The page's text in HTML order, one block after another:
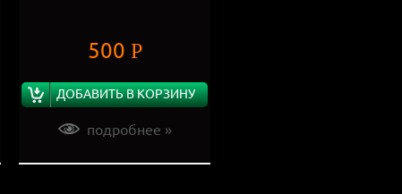
500 Р
ДОБАВИТЬ В КОРЗИНУ
подробнее »